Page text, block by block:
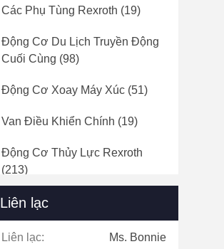
Các Phụ Tùng Rexroth (19)
Động Cơ Du Lịch Truyền Động
Cuối Cùng (98)
Động Cơ Xoay Máy Xúc (51)
Van Điều Khiển Chính (19)
Động Cơ Thủy Lực Rexroth
(213)
Liên lạc
Liên lạc: Ms. Bonnie